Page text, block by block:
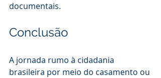
documentais.
Conclusão
A jornada rumo à cidadania
brasileira por meio do casamento ou